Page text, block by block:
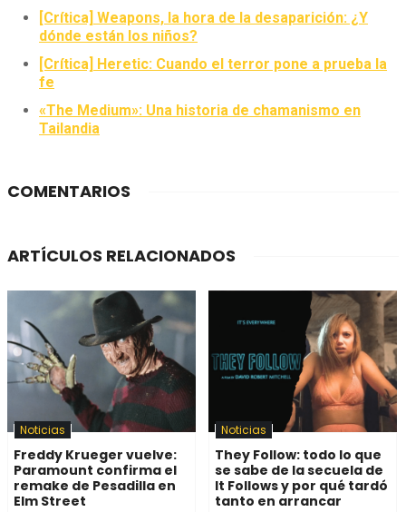
[Crítica] Weapons, la hora de la desaparición: ¿Y
dónde están los niños?
[Crítica] Heretic: Cuando el terror pone a prueba la
fe
«The Medium»: Una historia de chamanismo en
Tailandia
COMENTARIOS
ARTÍCULOS RELACIONADOS
Noticias
Freddy Krueger vuelve:
Paramount confirma el
remake de Pesadilla en
Elm Street
Noticias
They Follow: todo lo que
se sabe de la secuela de
It Follows y por qué tardó
tanto en arrancar